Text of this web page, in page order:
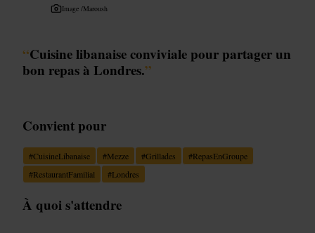
Image /Maroush
“Cuisine libanaise conviviale pour partager un
bon repas à Londres.”
Convient pour
#CuisineLibanaise #Mezze #Grillades #RepasEnGroupe
#RestaurantFamilial #Londres
À quoi s'attendre